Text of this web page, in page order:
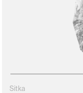
Sitka